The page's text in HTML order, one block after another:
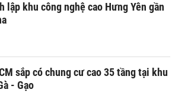
lập khu công nghệ cao Hưng Yên gần
sắp có chung cư cao 35 tầng tại khu
- Gạo